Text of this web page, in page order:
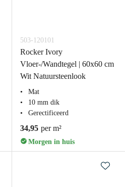
503-120101
Rocker Ivory
Vloer-/Wandtegel | 60x60 cm
Wit Natuursteenlook
Mat
10 mm dik
Gerectificeerd
34,95 per m²
Morgen in huis